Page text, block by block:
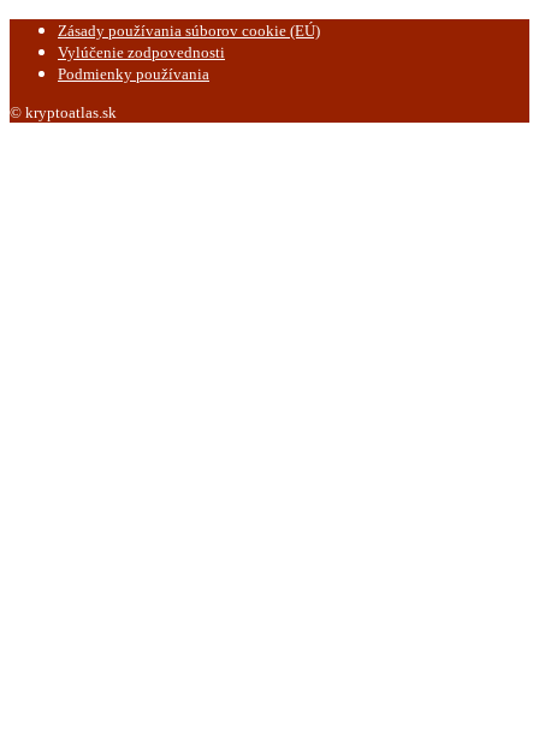
Zásady používania súborov cookie (EÚ)
Vylúčenie zodpovednosti
Podmienky používania
© kryptoatlas.sk